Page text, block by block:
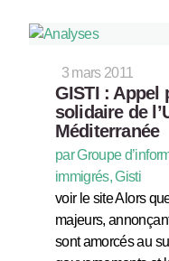
3 mars 2011
GISTI : Appel
solidaire de
Méditerranée
par Groupe
immigrés, Gisti
voir le site Alors
majeurs,
sont amorcés au